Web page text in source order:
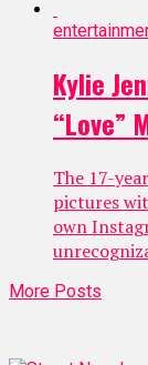
Kylie
“Love”
The 17-
pictures
own
More Posts